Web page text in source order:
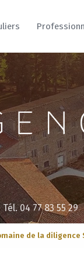
Tél. 04 77 83 55 29
de la